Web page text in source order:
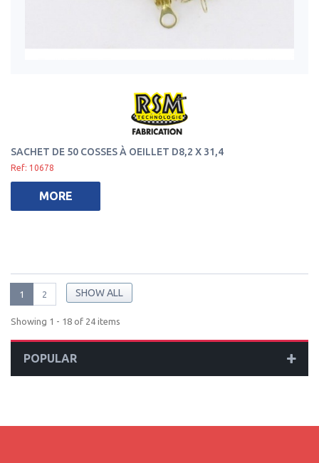
SACHET DE 50 COSSES À OEILLET D8,2 X 31,4
Ref: 10678
MORE
SHOW ALL
1 2
Showing 1 - 18 of 24 items
POPULAR